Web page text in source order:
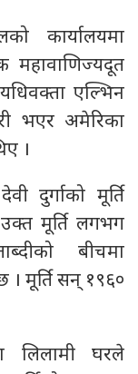
कार्यालयमा
महावाणिज्यदूत
एल्भिन
भएर अमेरिका
।
दुर्गाको मूर्ति
मूर्ति लगभग
बीचमा
मूर्ति सन् १९६०
लिलामी घरले